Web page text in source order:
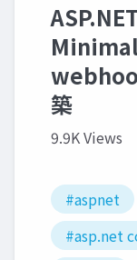
Minimal
築
9.9K Views
#aspnet
#asp.net